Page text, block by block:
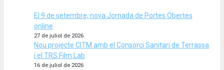
El 9 de setembre, nova Jornada de Portes Obertes
online
27 de juliol de 2026
Nou projecte CITM amb el Consorci Sanitari de Terrassa
i el TRS Film Lab
16 de juliol de 2026